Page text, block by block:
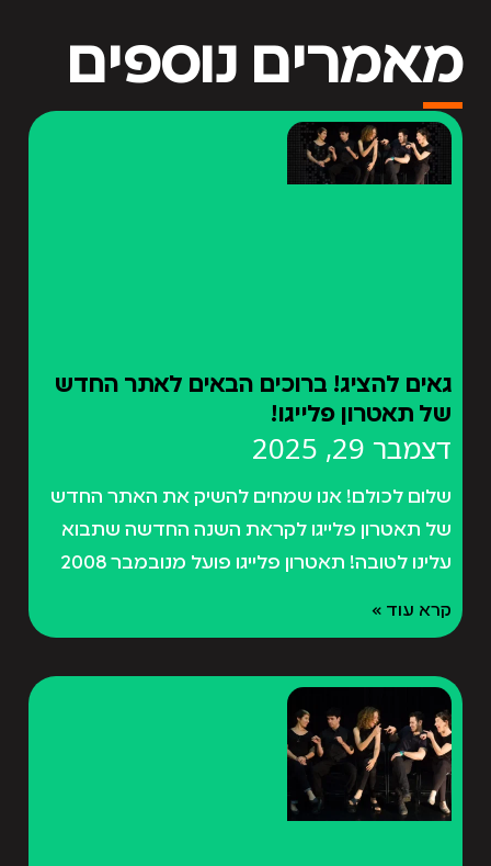
מאמרים נוספים
גאים להציג! ברוכים הבאים לאתר החדש
של תאטרון פלייגו!
דצמבר 29, 2025
שלום לכולם! אנו שמחים להשיק את האתר החדש
של תאטרון פלייגו לקראת השנה החדשה שתבוא
עלינו לטובה! תאטרון פלייגו פועל מנובמבר 2008
קרא עוד »